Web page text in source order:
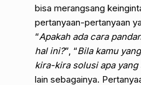
bisa merangsang
pertanyaan-pertanyaan
“Apakah ada cara
hal ini?”, “Bila kamu
kira-kira solusi apa yang
lain sebagainya.